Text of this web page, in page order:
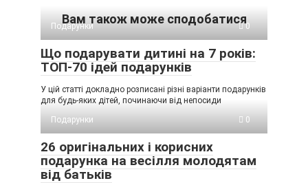
Вам також може сподобатися
Подарунки 0
Що подарувати дитині на 7 років:
ТОП-70 ідей подарунків
У цій статті докладно розписані різні варіанти подарунків
для будь-яких дітей, починаючи від непосиди
Подарунки
0
26 оригінальних і корисних
подарунка на весілля молодятам
від батьків